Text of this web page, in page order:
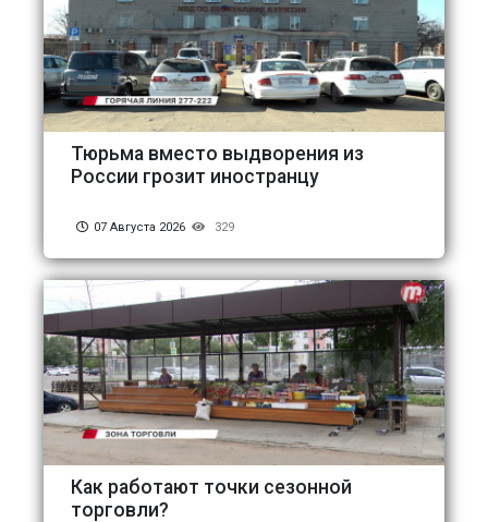
Тюрьма вместо выдворения из
России грозит иностранцу
07 Августа 2026 329
Как работают точки сезонной
торговли?